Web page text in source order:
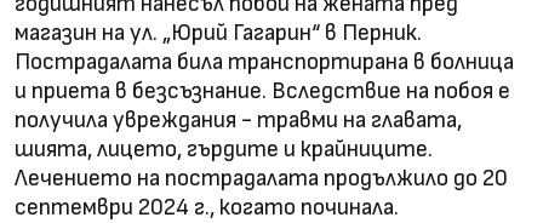
магазин на ул. „Юрий Гагарин“ в Перник.
Пострадалата била транспортирана в болница
и приета в безсъзнание. Вследствие на побоя е
получила увреждания - травми на главата,
шията, лицето, гърдите и крайниците.
Лечението на пострадалата продължило до 20
септември 2024 г., когато починала.